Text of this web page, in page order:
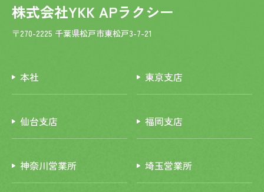
株式会社YKK APラクシー
〒270-2225 千葉県松戸市東松戸3-7-21
本社 東京支店
仙台支店 福岡支店
神奈川営業所 埼玉営業所